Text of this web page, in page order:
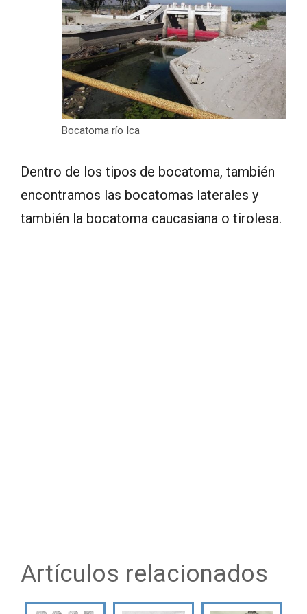
Bocatoma río Ica
Dentro de los tipos de bocatoma, también
encontramos las bocatomas laterales y
también la bocatoma caucasiana o tirolesa.
Artículos relacionados